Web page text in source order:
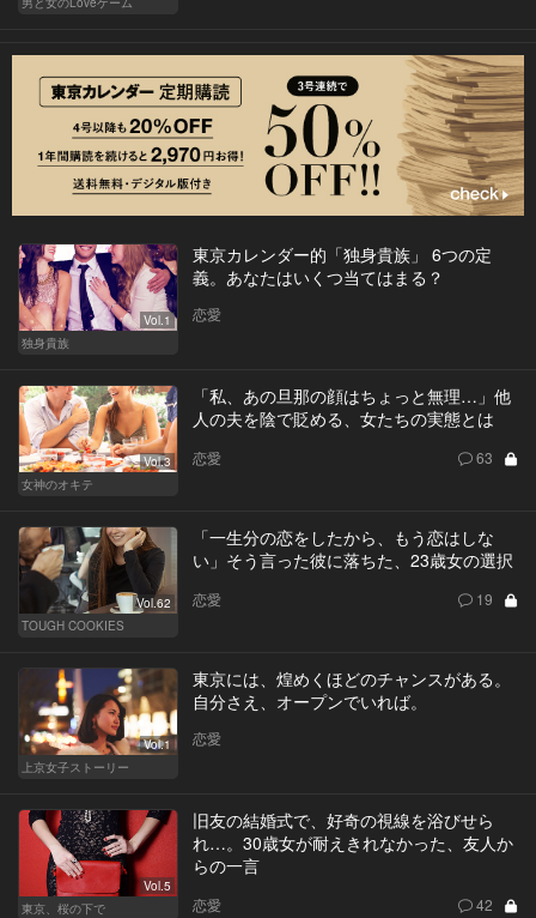
Vol.1
独身貴族
東京カレンダー的「独身貴族」 6つの定
義。あなたはいくつ当てはまる？
恋愛
Vol.3
女神のオキテ
「私、あの旦那の顔はちょっと無理…」他
人の夫を陰で貶める、女たちの実態とは
恋愛 63
Vol.62
TOUGH COOKIES
「一生分の恋をしたから、もう恋はしな
い」そう言った彼に落ちた、23歳女の選択
恋愛 19
Vol.1
上京女子ストーリー
東京には、煌めくほどのチャンスがある。
自分さえ、オープンでいれば。
恋愛
Vol.5
東京、桜の下で
旧友の結婚式で、好奇の視線を浴びせら
れ…。30歳女が耐えきれなかった、友人か
らの一言
恋愛 42